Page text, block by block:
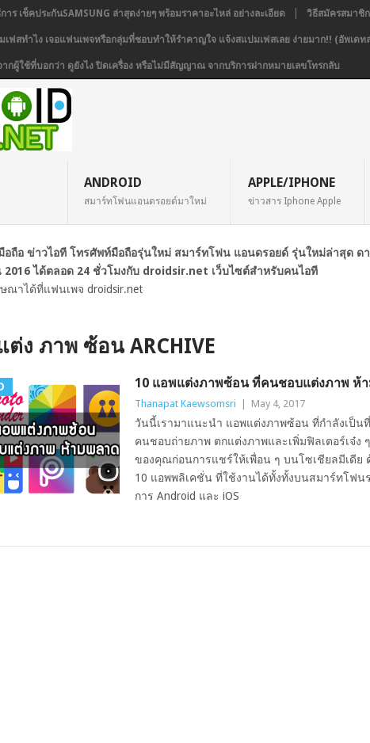
าร เช็คประกันSAMSUNG ล่าสุดง่ายๆ พร้อมราคาอะไหล่ อย่างละเอียด วิธีสมัครสมาชิก
เฟสทำไง เจอแฟนเพจหรือกลุ่มที่ชอบทำให้รำคาญใจ แจ้งสแปมเฟสเลย ง่ายมาก!! (อัพเดท
กผู้ใช้ที่บอกว่า ดูยังไง ปิดเครื่อง หรือไม่มีสัญญาณ จากบริการฝากหมายเลขโทรกลับ
ANDROID
สมาร์ทโฟนแอนดรอยด์มาใหม่
APPLE/IPHONE
ข่าวสาร Iphone Apple
อถือ ข่าวไอที โทรศัพท์มือถือรุ่นใหม่ สมาร์ทโฟน แอนดรอยด์ รุ่นใหม่ล่าสุด ด
2016 ได้ตลอด 24 ชั่วโมงกับ droidsir.net เว็บไซต์สำหรับคนไอที
ณาได้ที่แฟนเพจ droidsir.net
ต่ง ภาพ ซ้อน ARCHIVE
10 แอพแต่งภาพซ้อน ที่คนชอบแต่งภาพ ห้
Thanapat Kaewsomsri May 4, 2017
วันนี้เรามาแนะนำ แอพแต่งภาพซ้อน ที่กำลังเป็น
คนชอบถ่ายภาพ ตกแต่งภาพและเพิ่มฟิลเตอร์เจ๋ง
ของคุณก่อนการแชร์ให้เพื่อน ๆ บนโซเชียลมีเดีย
10 แอพพลิเคชั่น ที่ใช้งานได้ทั้งทั้งบนสมาร์ทโฟน
การ Android และ iOS